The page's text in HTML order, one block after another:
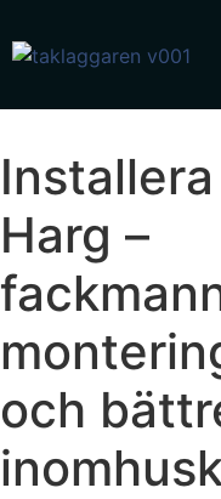
Harg –
och